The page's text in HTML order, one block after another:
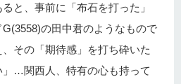
と、事前に「布石を打った」
の田中君のようなもので
その「期待感」を打ち砕いた
…関西人、特有の心も持って